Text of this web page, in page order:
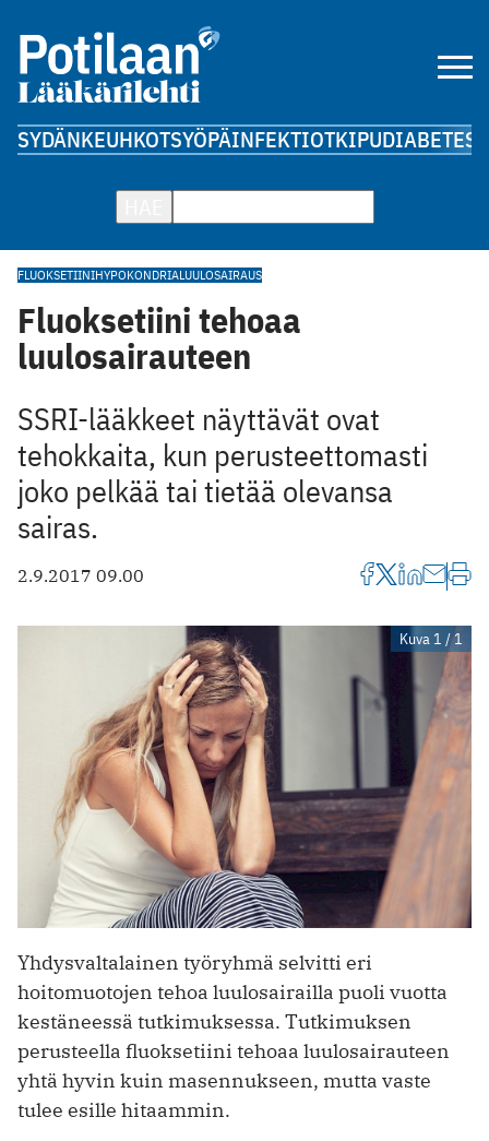
SYDÄNKEUHKOTSYÖPÄINFEKTIOTKIPUDIABETES
FLUOKSETIINIHYPOKONDRIALUULOSAIRAUS
Fluoksetiini tehoaa
luulosairauteen
SSRI-lääkkeet näyttävät ovat
tehokkaita, kun perusteettomasti
joko pelkää tai tietää olevansa
sairas.
2.9.2017 09.00
Kuva 1 / 1
Yhdysvaltalainen työryhmä selvitti eri
hoitomuotojen tehoa luulosairailla puoli vuotta
kestäneessä tutkimuksessa. Tutkimuksen
perusteella fluoksetiini tehoaa luulosairauteen
yhtä hyvin kuin masennukseen, mutta vaste
tulee esille hitaammin.